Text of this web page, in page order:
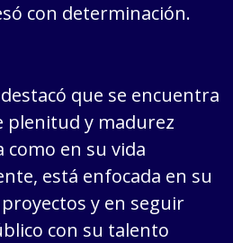
con determinación.
que se encuentra
plenitud y madurez
en su vida
está enfocada en su
y en seguir
con su talento